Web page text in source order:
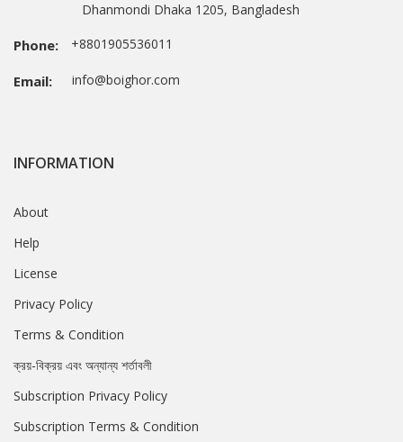
Dhanmondi Dhaka 1205, Bangladesh
Phone: +8801905536011
Email: info@boighor.com
INFORMATION
About
Help
License
Privacy Policy
Terms & Condition
ক্রয়-বিক্রয় এবং অন্যান্য শর্তাবলী
Subscription Privacy Policy
Subscription Terms & Condition